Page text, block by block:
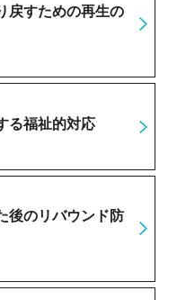
戻すための再生の
る福祉的対応
後のリバウンド防